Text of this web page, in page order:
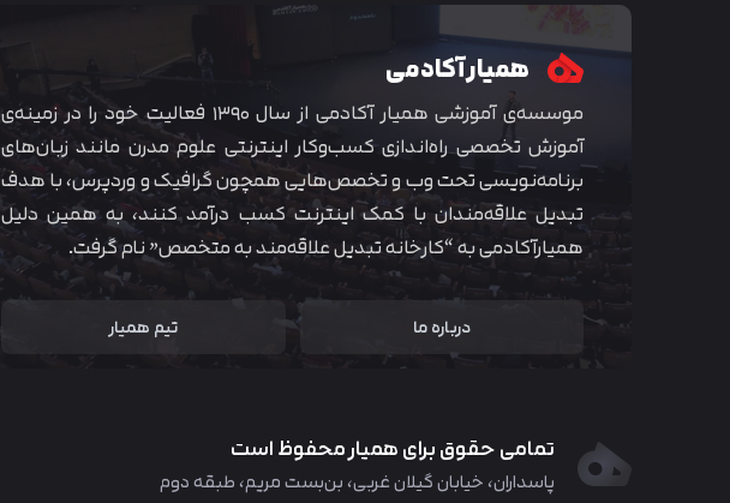
همیار آکادمی
موسسه‌ی آموزشی همیار آکادمی از سال ۱۳۹۰ فعالیت خود را در زمینه‌ی
آموزش تخصصی راه‌اندازی کسب‌و‌کار اینترنتی علوم مدرن مانند زبان‌های
برنامه‌نویسی تحت وب و تخصص‌هایی همچون گرافیک و وردپرس، با هدف
تبدیل علاقه‌مندان با کمک اینترنت کسب درآمد کنند، به همین دلیل
همیارآکادمی به “کارخانه تبدیل علاقه‌مند به متخصص” نام گرفت.
درباره ما تیم همیار
تمامی حقوق برای همیار محفوظ است
پاسداران، خیابان گیلان غربی، بن‌بست مریم، طبقه دوم